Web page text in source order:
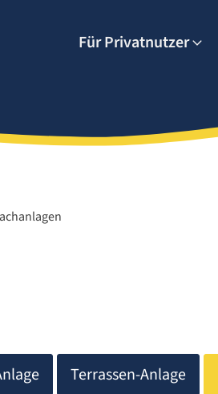
Für Privatnutzer
Terrassen-Anlage